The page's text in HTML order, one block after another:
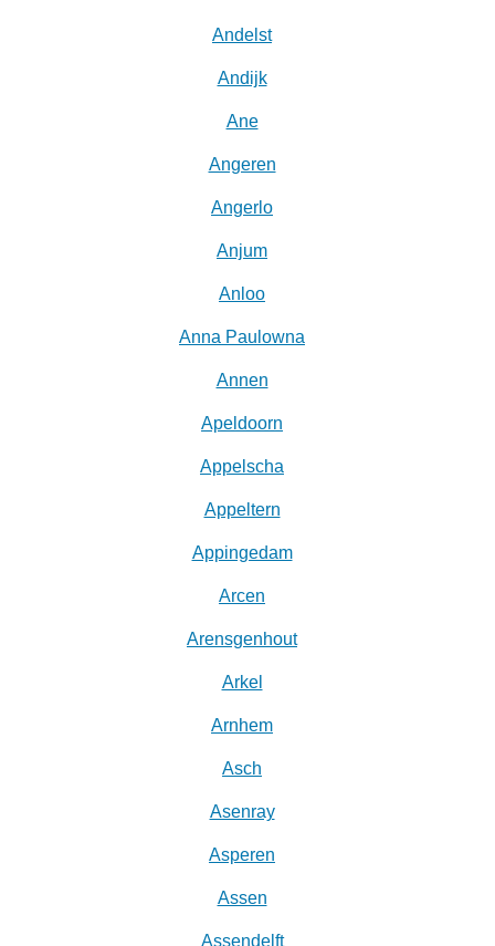
Andelst
Andijk
Ane
Angeren
Angerlo
Anjum
Anloo
Anna Paulowna
Annen
Apeldoorn
Appelscha
Appeltern
Appingedam
Arcen
Arensgenhout
Arkel
Arnhem
Asch
Asenray
Asperen
Assen
Assendelft